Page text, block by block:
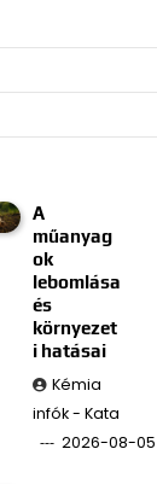
A
műanyag
ok
lebomlása
és
környezet
i hatásai
Kémia
infók - Kata
2026-08-05